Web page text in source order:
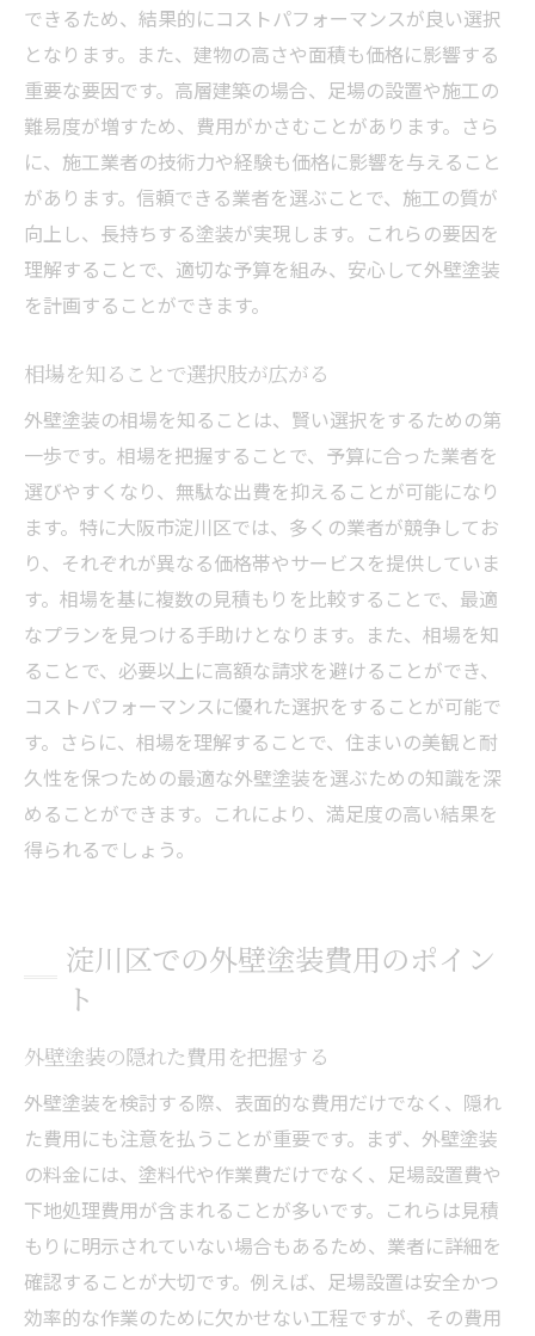
できるため、結果的にコストパフォーマンスが良い選択
となります。また、建物の高さや面積も価格に影響する
重要な要因です。高層建築の場合、足場の設置や施工の
難易度が増すため、費用がかさむことがあります。さら
に、施工業者の技術力や経験も価格に影響を与えること
があります。信頼できる業者を選ぶことで、施工の質が
向上し、長持ちする塗装が実現します。これらの要因を
理解することで、適切な予算を組み、安心して外壁塗装
を計画することができます。
相場を知ることで選択肢が広がる
外壁塗装の相場を知ることは、賢い選択をするための第
一歩です。相場を把握することで、予算に合った業者を
選びやすくなり、無駄な出費を抑えることが可能になり
ます。特に大阪市淀川区では、多くの業者が競争してお
り、それぞれが異なる価格帯やサービスを提供していま
す。相場を基に複数の見積もりを比較することで、最適
なプランを見つける手助けとなります。また、相場を知
ることで、必要以上に高額な請求を避けることができ、
コストパフォーマンスに優れた選択をすることが可能で
す。さらに、相場を理解することで、住まいの美観と耐
久性を保つための最適な外壁塗装を選ぶための知識を深
めることができます。これにより、満足度の高い結果を
得られるでしょう。
淀川区での外壁塗装費用のポイン
ト
外壁塗装の隠れた費用を把握する
外壁塗装を検討する際、表面的な費用だけでなく、隠れ
た費用にも注意を払うことが重要です。まず、外壁塗装
の料金には、塗料代や作業費だけでなく、足場設置費や
下地処理費用が含まれることが多いです。これらは見積
もりに明示されていない場合もあるため、業者に詳細を
確認することが大切です。例えば、足場設置は安全かつ
効率的な作業のために欠かせない工程ですが、その費用